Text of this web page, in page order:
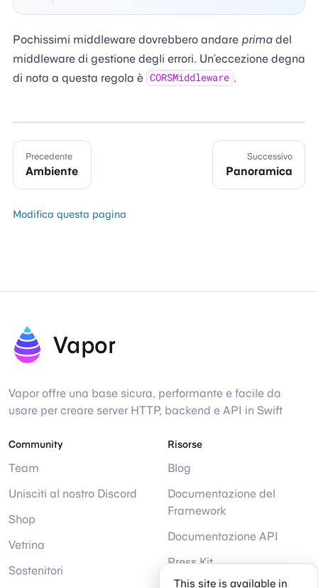
Pochissimi middleware dovrebbero andare primadel
middleware di gestione degli errori. Un’eccezione degna
di nota a questa regola è CORSMiddleware .
Precedente
Ambiente
Successivo
Panoramica
Modifica questa pagina
Vapor
Vapor offre una base sicura, performante e facile da
usare per creare server HTTP, backend e API in Swift
Community
Team
Unisciti al nostro Discord
Shop
Vetrina
Sostenitori
Risorse
Blog
Documentazione del
Framework
Documentazione API
Press Kit
This site is available in